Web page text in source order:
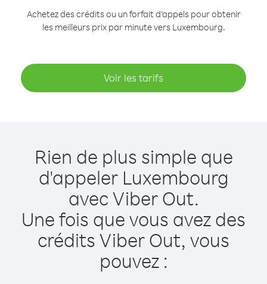
Achetez des crédits ou un forfait d’appels pour obtenir
les meilleurs prix par minute vers Luxembourg.
Voir les tarifs
Rien de plus simple que
d'appeler Luxembourg
avec Viber Out.
Une fois que vous avez des
crédits Viber Out, vous
pouvez :